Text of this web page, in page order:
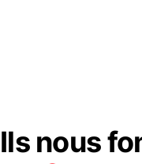
Ils nous